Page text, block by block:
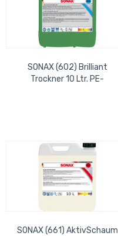
SONAX (602) Brilliant
Trockner 10 Ltr. PE-
SONAX (661) AktivSchaum